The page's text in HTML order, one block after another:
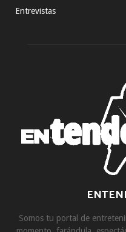
Entrevistas
Somos tu portal de